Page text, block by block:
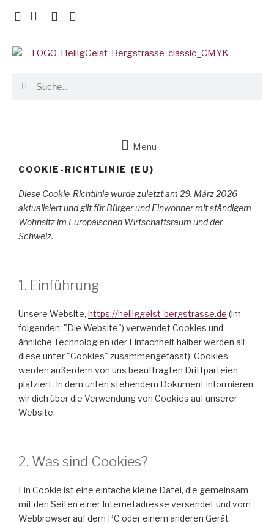
Menu
COOKIE-RICHTLINIE (EU)
Diese Cookie-Richtlinie wurde zuletzt am 29. März 2026
aktualisiert und gilt für Bürger und Einwohner mit ständigem
Wohnsitz im Europäischen Wirtschaftsraum und der
Schweiz.
1. Einführung
Unsere Website, https://heiliggeist-bergstrasse.de (im
folgenden: "Die Website") verwendet Cookies und
ähnliche Technologien (der Einfachheit halber werden all
diese unter "Cookies" zusammengefasst). Cookies
werden außerdem von uns beauftragten Drittparteien
platziert. In dem unten stehendem Dokument informieren
wir dich über die Verwendung von Cookies auf unserer
Website.
2. Was sind Cookies?
Ein Cookie ist eine einfache kleine Datei, die gemeinsam
mit den Seiten einer Internetadresse versendet und vom
Webbrowser auf dem PC oder einem anderen Gerät